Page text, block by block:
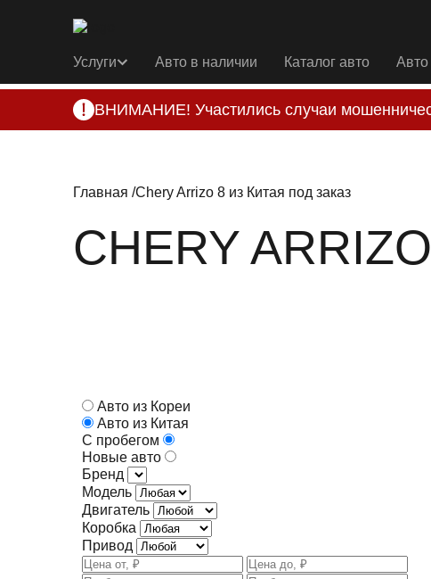
Услуги Авто в наличии Каталог авто Авто
ВНИМАНИЕ! Участились случаи
Главная Chery Arrizo 8 из Китая под заказ
CHERY
Авто из Кореи
Авто из Китая
С пробегом
Новые авто
Бренд
Модель
Двигатель
Коробка
Привод